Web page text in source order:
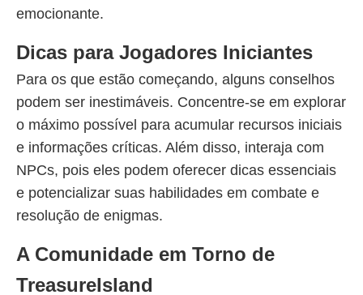
emocionante.
Dicas para Jogadores Iniciantes
Para os que estão começando, alguns conselhos
podem ser inestimáveis. Concentre-se em explorar
o máximo possível para acumular recursos iniciais
e informações críticas. Além disso, interaja com
NPCs, pois eles podem oferecer dicas essenciais
e potencializar suas habilidades em combate e
resolução de enigmas.
A Comunidade em Torno de
TreasureIsland